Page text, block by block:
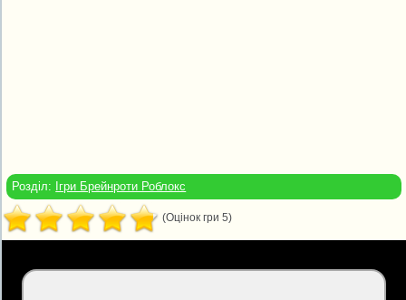
Розділ: Ігри Брейнроти Роблокс
(Оцінок гри 5)